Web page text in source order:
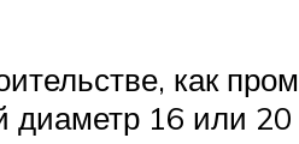
как
16 или 20